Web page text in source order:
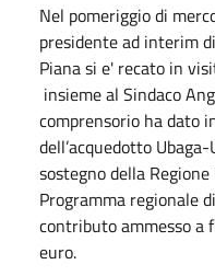
Nel pomeriggio di
presidente ad interim
Piana si e' recato in
insieme al Sindaco
comprensorio ha dato
dell’acquedotto
sostegno della
Programma regionale
contributo ammesso a
euro.